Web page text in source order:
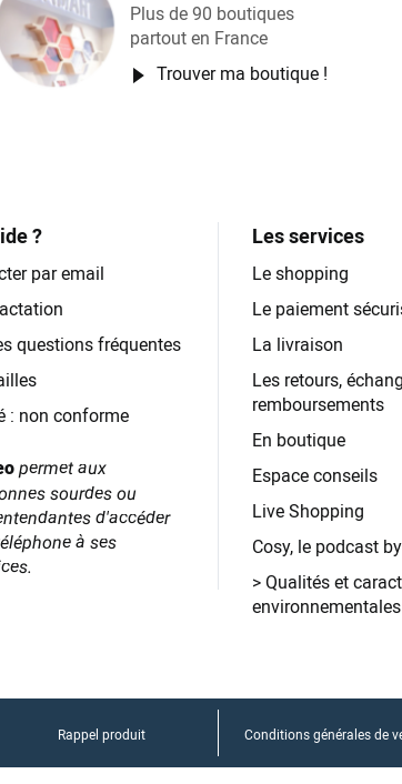
Plus de 90 boutiques
partout en France
Trouver ma boutique !
?
par email
questions fréquentes
: non conforme
permet aux
sourdes ou
d'accéder
à ses
Les services
Le shopping
Le paiement
La livraison
Les retours,
remboursements
En boutique
Espace conseils
Live Shopping
Cosy, le podcast
Qualités et
environnementales
Rappel produit Conditions générales de